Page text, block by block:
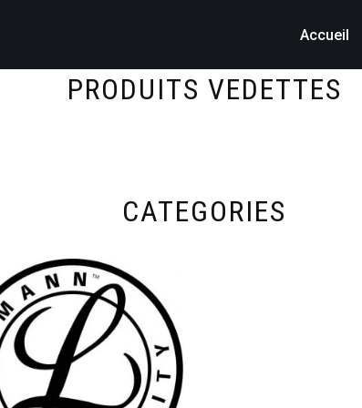
Accueil
PRODUITS VEDETTES
CATEGORIES